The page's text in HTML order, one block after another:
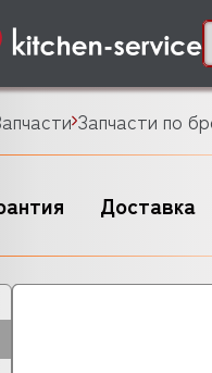
Запчасти по
Доставка